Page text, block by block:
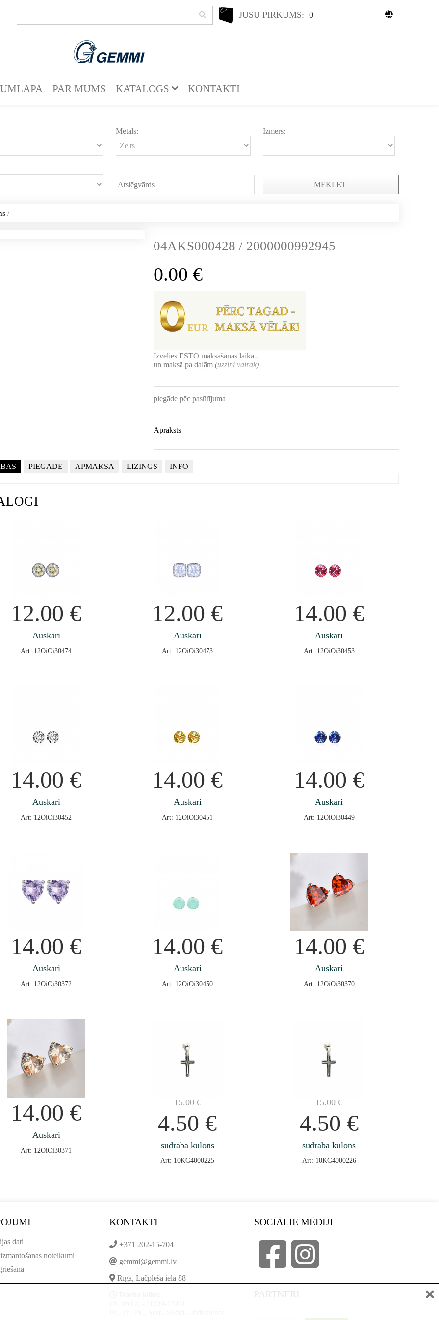
JŪSU PIRKUMS: 0
PAR MUMS KATALOGS KONTAKTI
Metāls: Izmērs:
MEKLĒT
/
04AKS000428 / 2000000992945
0.00€
Izvēlies ESTO maksāšanas laikā -
un maksā pa daļām(uzzini vairāk)
piegāde pēc pasūtījuma
Apraksts
PIEGĀDE APMAKSA LĪZINGS INFO
12.00€
Auskari
Art: 12OiOi30474
12.00€
Auskari
Art: 12OiOi30473
14.00 €
Auskari
Art: 12OiOi30453
14.00€
Auskari
Art: 12OiOi30452
14.00€
Auskari
Art: 12OiOi30451
14.00 €
Auskari
Art: 12OiOi30449
14.00€
Auskari
Art: 12OiOi30372
14.00€
Auskari
Art: 12OiOi30450
14.00 €
Auskari
Art: 12OiOi30370
14.00€
Auskari
Art: 12OiOi30371
15.00€
4.50€
sudraba kulons
Art: 10KG4000225
15.00€
4.50 €
sudraba kulons
Art: 10KG4000226
dati
noteikumi
KONTAKTI
+371 202-15-704
gemmi@gemmi.lv
Rīga, Lāčplēšā iela 88
SOCIĀLIE MĒDIJI
PARTNERI